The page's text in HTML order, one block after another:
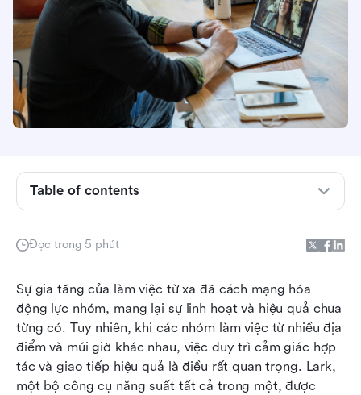
Đọc trong 5 phút
Sự gia tăng của làm việc từ xa đã cách mạng hóa
động lực nhóm, mang lại sự linh hoạt và hiệu quả chưa
từng có. Tuy nhiên, khi các nhóm làm việc từ nhiều địa
điểm và múi giờ khác nhau, việc duy trì cảm giác hợp
tác và giao tiếp hiệu quả là điều rất quan trọng. Lark,
một bộ công cụ năng suất tất cả trong một, được
Table of contents
Hợp tác nâng cao với chia sẻ tệp và các tính
Phối hợp cuộc họp hiệu quả với việc lên lịch và
ghi âm
Quy trình làm việc và quản lý dự án được tối ưu
hóa với tự động hóa và phân công nhiệm vụ